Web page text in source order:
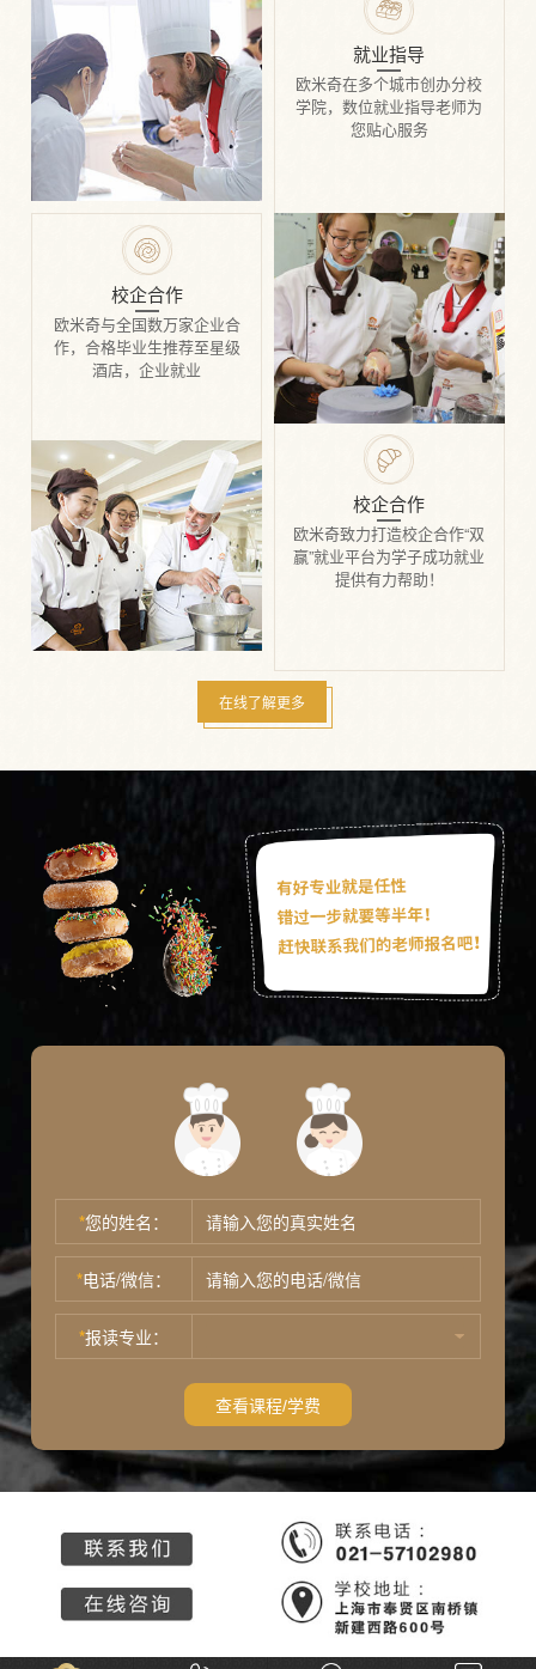
就业指导
欧米奇在多个城市创办分校
学院，数位就业指导老师为
您贴心服务
校企合作
欧米奇与全国数万家企业合
作，合格毕业生推荐至星级
酒店，企业就业
校企合作
欧米奇致力打造校企合作“双
赢”就业平台为学子成功就业
提供有力帮助！
在线了解更多
*您的姓名：
*电话/微信：
*报读专业：
查看课程/学费